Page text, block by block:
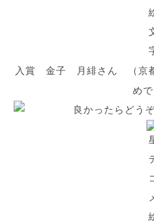
入賞 金子 月緋さん （京
めで